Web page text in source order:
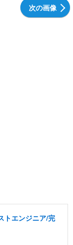
次の画像
トエンジニア/完